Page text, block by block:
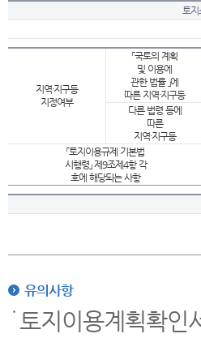
토지
지역·지구등
지정여부
「국토의 계획
및 이용에
관한 법률 」에
따른 지역·지구등
다른 법령 등에
따른
지역·지구등
「토지이용규제 기본법
시행령」 제9조제4항 각
호에 해당되는 사항
유의사항
토지이용계획확인